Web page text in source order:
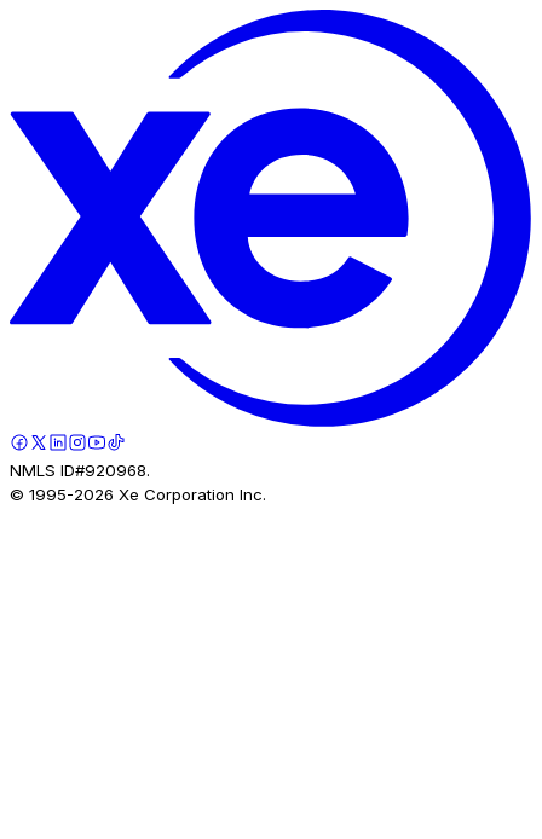
NMLS ID#920968.
© 1995-2026 Xe Corporation Inc.